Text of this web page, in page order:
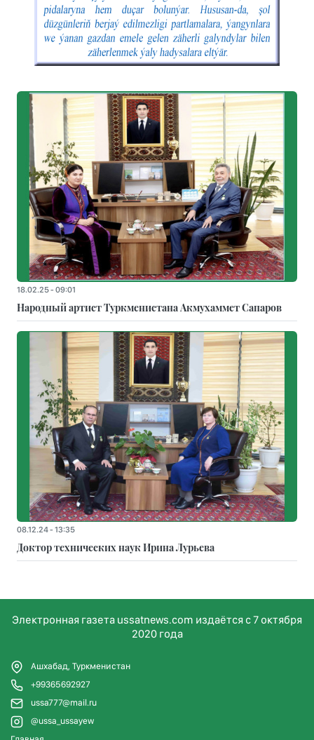
18.02.25 - 09:01
Народный артист Туркменистана Акмухаммет Сапаров
08.12.24 - 13:35
Доктор технических наук Ирина Лурьева
Электронная газета ussatnews.com издаётся с 7 октября
2020 года
Ашхабад, Туркменистан
+99365692927
ussa777@mail.ru
@ussa_ussayew